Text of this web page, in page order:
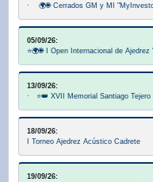
· 🌍🌐 Cerrados GM y MI
05/09/26:
⭐🌍🌐 I Open Internacional de
13/09/26:
· ⭐👑 XVII Memorial Santiago Tejero
18/09/26:
I Torneo Ajedrez Acústico Cadrete
19/09/26: